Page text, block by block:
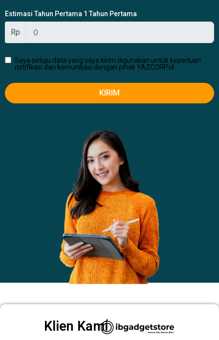
Estimasi Tahun Pertama 1 Tahun Pertama
Rp
Saya setuju data yang saya kirim digunakan untuk keperluan
notifikasi dan komunikasi dengan pihak YAZCORP.id
KIRIM
Klien Kami